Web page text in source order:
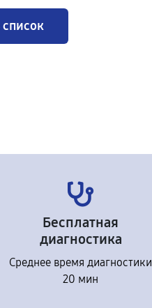
список
Бесплатная
диагностика
Среднее время диагностики
20 мин